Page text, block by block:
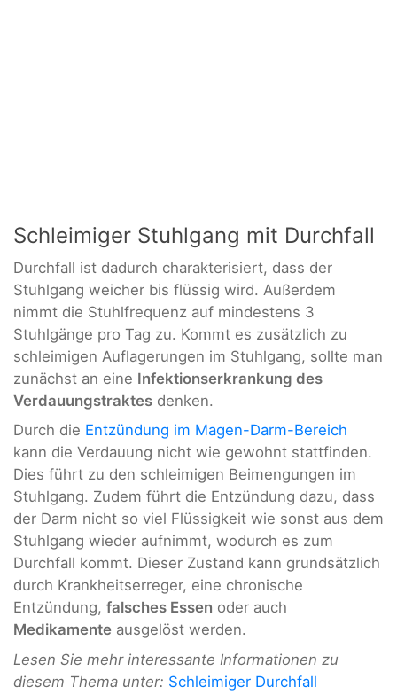
Schleimiger Stuhlgang mit Durchfall
Durchfall ist dadurch charakterisiert, dass der
Stuhlgang weicher bis flüssig wird. Außerdem
nimmt die Stuhlfrequenz auf mindestens 3
Stuhlgänge pro Tag zu. Kommt es zusätzlich zu
schleimigen Auflagerungen im Stuhlgang, sollte man
zunächst an eine Infektionserkrankung des
Verdauungstraktes denken.
Durch die Entzündung im Magen-Darm-Bereich
kann die Verdauung nicht wie gewohnt stattfinden.
Dies führt zu den schleimigen Beimengungen im
Stuhlgang. Zudem führt die Entzündung dazu, dass
der Darm nicht so viel Flüssigkeit wie sonst aus dem
Stuhlgang wieder aufnimmt, wodurch es zum
Durchfall kommt. Dieser Zustand kann grundsätzlich
durch Krankheitserreger, eine chronische
Entzündung, falsches Essen oder auch
Medikamente ausgelöst werden.
Lesen Sie mehr interessante Informationen zu
diesem Thema unter: Schleimiger Durchfall